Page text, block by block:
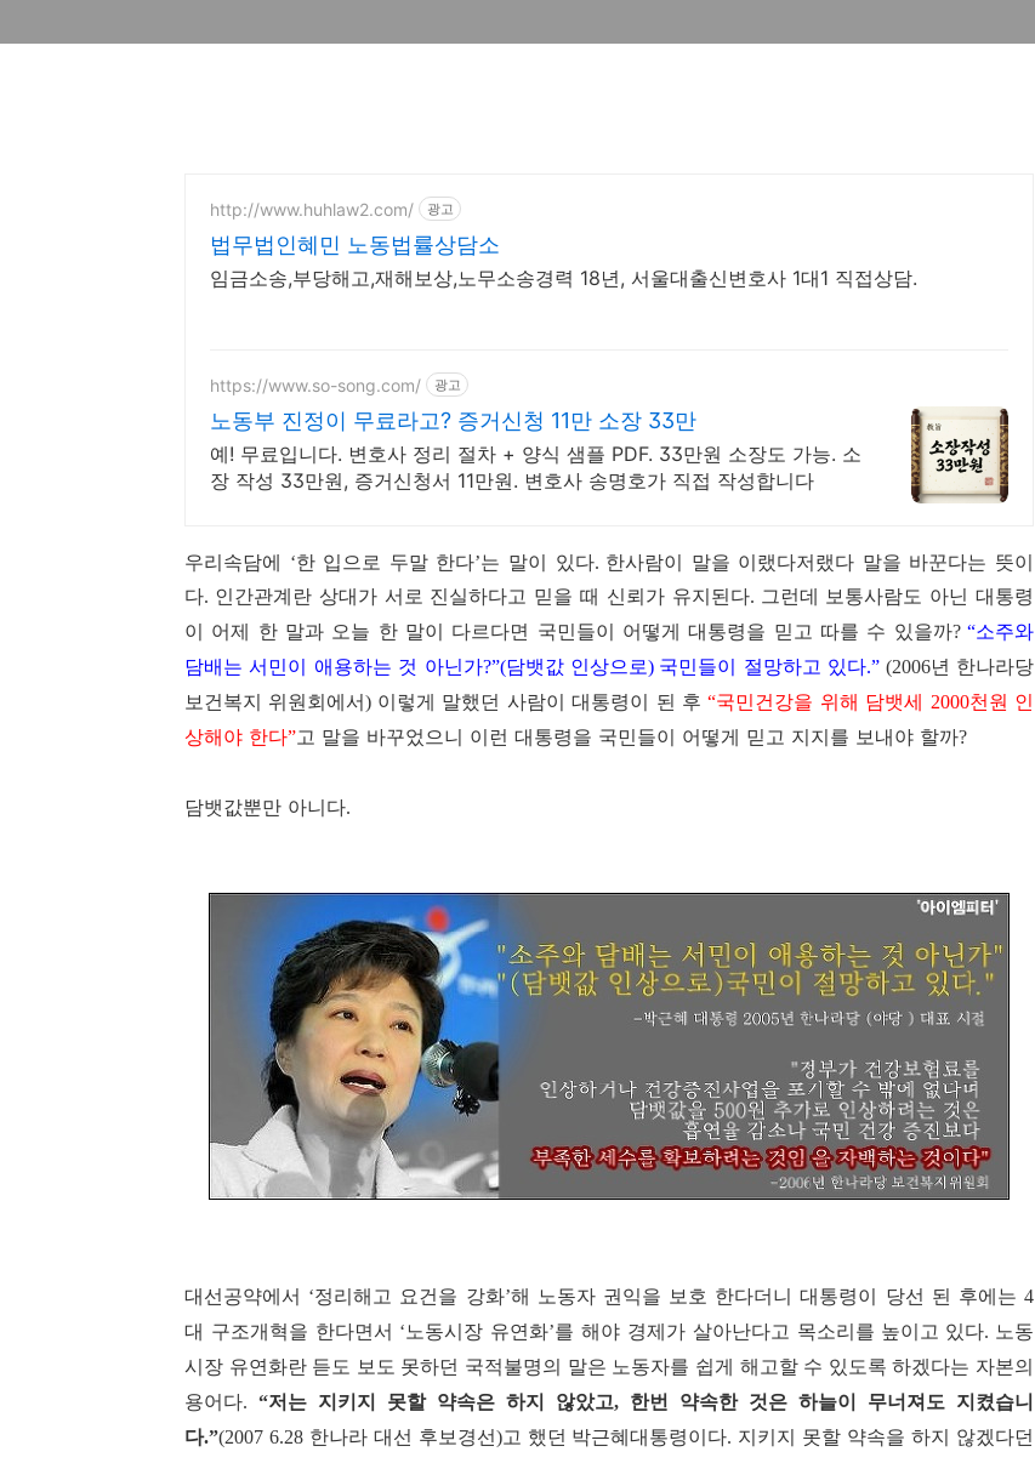
http://www.huhlaw2.com/ 광고
법무법인혜민 노동법률상담소
임금소송,부당해고,재해보상,노무소송경력 18년, 서울대출신변호사 1대1 직접상담.
https://www.so-song.com/ 광고
노동부 진정이 무료라고? 증거신청 11만 소장 33만
예! 무료입니다. 변호사 정리 절차 + 양식 샘플 PDF. 33만원 소장도 가능. 소
장 작성 33만원, 증거신청서 11만원. 변호사 송명호가 직접 작성합니다
우리속담에 ‘한 입으로 두말 한다’는 말이 있다. 한사람이 말을 이랬다저랬다 말을 바꾼다는 뜻이
다. 인간관계란 상대가 서로 진실하다고 믿을 때 신뢰가 유지된다. 그런데 보통사람도 아닌 대통령
이 어제 한 말과 오늘 한 말이 다르다면 국민들이 어떻게 대통령을 믿고 따를 수 있을까?“소주와
담배는 서민이 애용하는 것 아닌가?”(담뱃값 인상으로) 국민들이 절망하고 있다.” (2006년 한나라당
보건복지 위원회에서) 이렇게 말했던 사람이 대통령이 된 후“국민건강을 위해 담뱃세 2000천원 인
상해야 한다”고 말을 바꾸었으니 이런 대통령을 국민들이 어떻게 믿고 지지를 보내야 할까?
담뱃값뿐만 아니다.
대선공약에서 ‘정리해고 요건을 강화’해 노동자 권익을 보호 한다더니 대통령이 당선 된 후에는4
대 구조개혁을 한다면서 ‘노동시장 유연화’를 해야 경제가 살아난다고 목소리를 높이고 있다. 노동
시장 유연화란 듣도 보도 못하던 국적불명의 말은 노동자를 쉽게 해고할 수 있도록 하겠다는 자본의
용어다. “저는 지키지 못할 약속은 하지 않았고, 한번 약속한 것은 하늘이 무너져도 지켰습니
다.”(2007 6.28 한나라 대선 후보경선)고 했던 박근혜대통령이다. 지키지 못할 약속을 하지 않겠다던